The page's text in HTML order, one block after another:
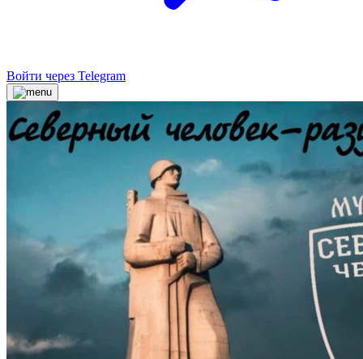
Войти через Telegram